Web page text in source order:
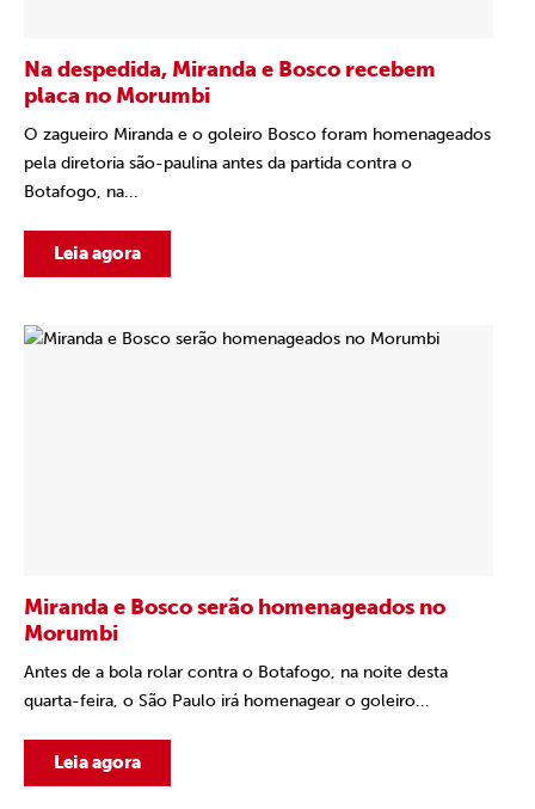
Na despedida, Miranda e Bosco recebem
placa no Morumbi
O zagueiro Miranda e o goleiro Bosco foram homenageados
pela diretoria são-paulina antes da partida contra o
Botafogo, na...
Leia agora
Miranda e Bosco serão homenageados no
Morumbi
Antes de a bola rolar contra o Botafogo, na noite desta
quarta-feira, o São Paulo irá homenagear o goleiro...
Leia agora